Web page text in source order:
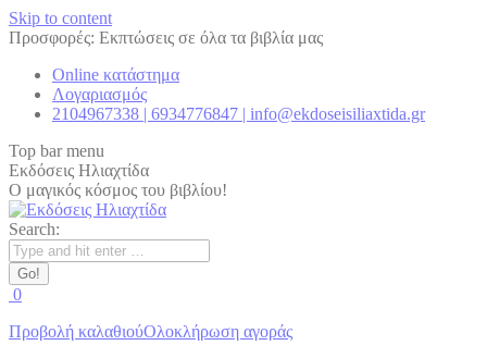
Skip to content
Προσφορές: Εκπτώσεις σε όλα τα βιβλία μας
Online κατάστημα
Λογαριασμός
2104967338 | 6934776847 | info@ekdoseisiliaxtida.gr
Top bar menu
Εκδόσεις Ηλιαχτίδα
Ο μαγικός κόσμος του βιβλίου!
Search:
0
Προβολή καλαθιούΟλοκλήρωση αγοράς